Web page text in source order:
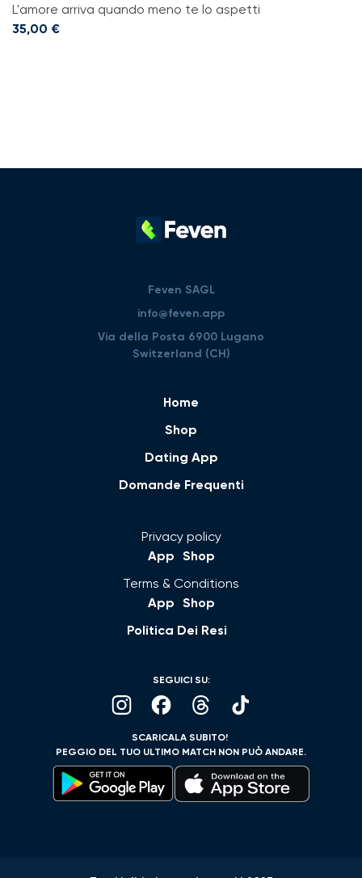
L'amore arriva quando meno te lo aspetti
35,00 €
Feven SAGL
info@feven.app
Via della Posta 6900 Lugano
Switzerland (CH)
Home
Shop
Dating App
Domande Frequenti
Privacy policy
App Shop
Terms & Conditions
App Shop
Politica Dei Resi
SEGUICI SU:
SCARICALA SUBITO!
PEGGIO DEL TUO ULTIMO MATCH NON PUÒ ANDARE.